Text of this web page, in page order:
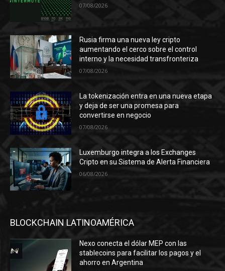
07/08/2026
Rusia firma una nueva ley cripto
aumentando el cerco sobre el control
interno y la necesidad transfronteriza
07/08/2026
La tokenización entra en una nueva etapa
y deja de ser una promesa para
convertirse en negocio
07/08/2026
Luxemburgo integra a los Exchanges
Cripto en su Sistema de Alerta Financiera
06/08/2026
BLOCKCHAIN LATINOAMÉRICA
Nexo conecta el dólar MEP con las
stablecoins para facilitar los pagos y el
ahorro en Argentina